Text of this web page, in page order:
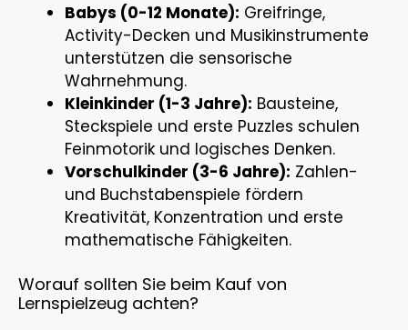
Babys (0-12 Monate): Greifringe,
Activity-Decken und Musikinstrumente
unterstützen die sensorische
Wahrnehmung.
Kleinkinder (1-3 Jahre): Bausteine,
Steckspiele und erste Puzzles schulen
Feinmotorik und logisches Denken.
Vorschulkinder (3-6 Jahre): Zahlen-
und Buchstabenspiele fördern
Kreativität, Konzentration und erste
mathematische Fähigkeiten.
Worauf sollten Sie beim Kauf von
Lernspielzeug achten?